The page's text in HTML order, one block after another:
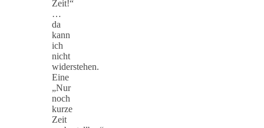
Zeit!“
…
da
kann
ich
nicht
widerstehen.
Eine
„Nur
noch
kurze
Zeit